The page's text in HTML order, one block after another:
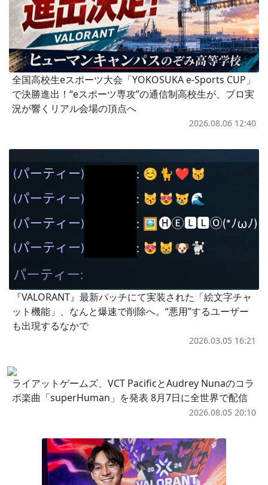
全国高校生eスポーツ大会「YOKOSUKA e-Sports CUP」
で決勝進出！“eスポーツ専攻”の通信制高校生が、プロ実
況が響くリアル会場の頂点へ
2026.08.06 12:40
『VALORANT』最新パッチにて実装された「絵文字チャ
ット機能」、なんと爆速で削除へ。“悪用”するユーザー
も出現するなかで
2026.03.05 16:21
ライアットゲームズ、VCT PacificとAudrey Nunaのコラ
ボ楽曲「superHuman」を発表 8月7日に全世界で配信
2026.08.05 20:10